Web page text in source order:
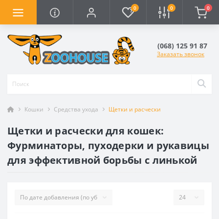
0 0 0
(068) 125 91 87
Заказать звонок
Кошки Средства ухода Щетки и расчески
Щетки и расчески для кошек:
Фурминаторы, пуходерки и рукавицы
для эффективной борьбы с линькой